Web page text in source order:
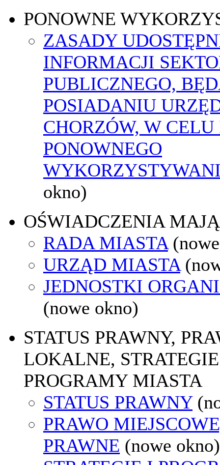
PONOWNE
ZASADY
INFORMACJI
PUBLICZNEGO,
POSIADANIU
CHORZÓW, W
PONOWNEGO
okno)
OŚWIADCZENIA
RADA MIASTA
URZĄD MIASTA
JEDNOSTKI
(nowe okno)
STATUS PRAWNY,
LOKALNE,
PROGRAMY MIASTA
STATUS PRAWNY
PRAWO
PRAWNE (nowe okno)